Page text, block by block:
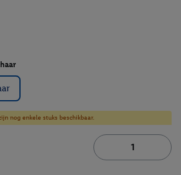
nog enkele stuks beschikbaar.